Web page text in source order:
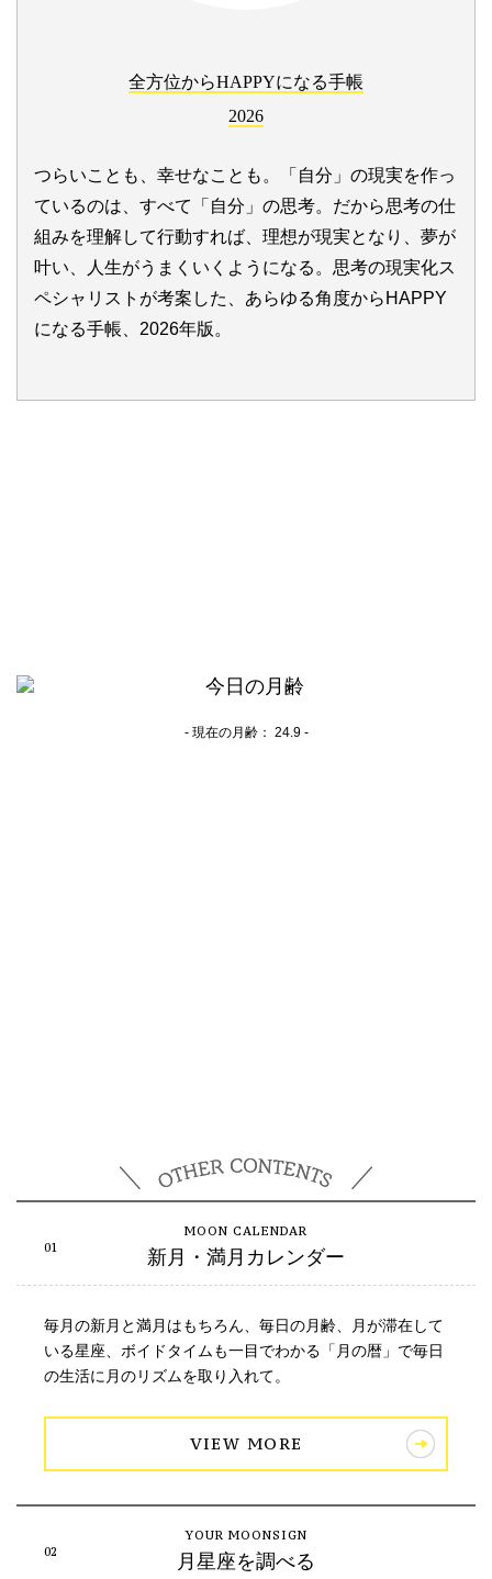
全方位からHAPPYになる手帳
2026
つらいことも、幸せなことも。「自分」の現実を作っ
ているのは、すべて「自分」の思考。だから思考の仕
組みを理解して行動すれば、理想が現実となり、夢が
叶い、人生がうまくいくようになる。思考の現実化ス
ペシャリストが考案した、あらゆる角度からHAPPY
になる手帳、2026年版。
- 現在の月齢： 24.9 -
新月・満月カレンダー
毎月の新月と満月はもちろん、毎日の月齢、月が滞在して
いる星座、ボイドタイムも一目でわかる「月の暦」で毎日
の生活に月のリズムを取り入れて。
VIEW MORE
月星座を調べる